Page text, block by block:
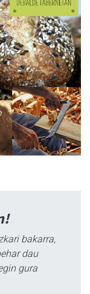
bakarra,
dau
gura